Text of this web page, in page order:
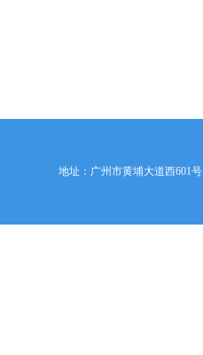
地址：广州市黄埔大道西601